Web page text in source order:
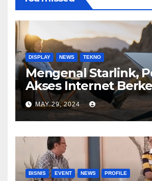
DISPLAY NEWS TEKNO
Mengenal Starlink,
Akses Internet
Tinggi
MAY 29, 2024
BISNIS EVENT NEWS PROFILE